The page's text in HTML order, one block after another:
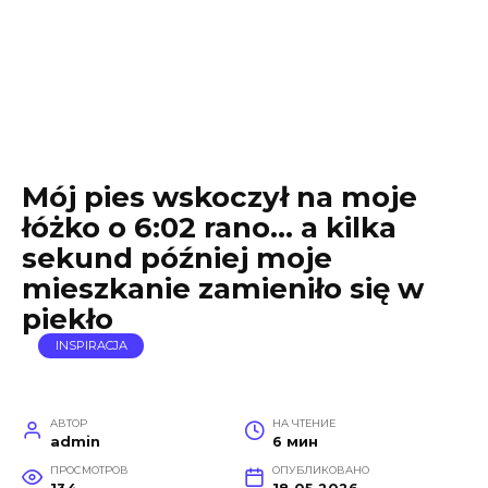
Mój pies wskoczył na moje
łóżko o 6:02 rano… a kilka
sekund później moje
mieszkanie zamieniło się w
piekło
INSPIRACJA
АВТОР
admin
НА ЧТЕНИЕ
6 мин
ПРОСМОТРОВ ОПУБЛИКОВАНО